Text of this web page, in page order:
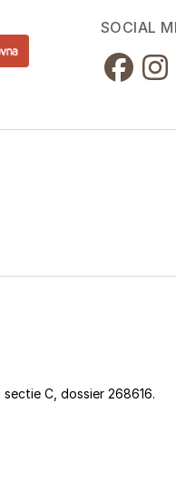
SOCIAL
C, dossier 268616.